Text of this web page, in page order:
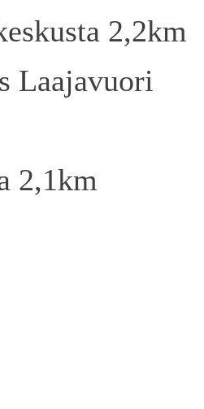
2,2km
Laajavuori
2,1km